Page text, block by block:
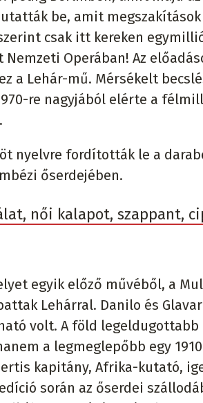
be, amit
csak itt kereken
Operában! Az
a Lehár-mű. Mérsékelt
re nagyjából elérte a
nyelvre fordították le a
őserdejében.
női kalapot, szappant,
egyik előző művéből, a
Lehárral. Danilo és
volt. A föld legeldugottabb
a legmeglepőbb egy
kapitány, Afrika-kutató,
során az őserdei